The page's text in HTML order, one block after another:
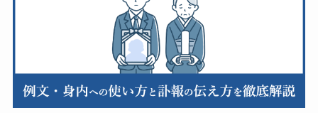
退職・定年
入学・就職・合格祝い・卒業
成人式